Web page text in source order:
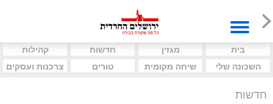
בית מגזין חדשות
קהילות
השכונה שלי
שיחה מקומית טורים צרכנות ועסקים
חדשות